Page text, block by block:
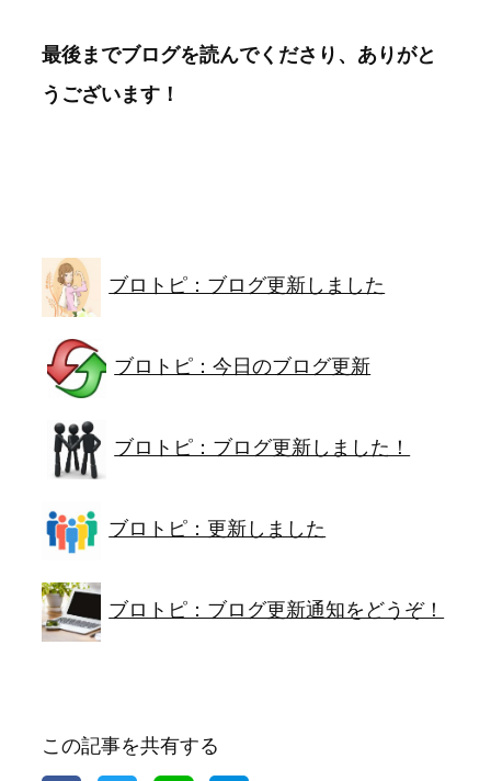
最後までブログを読んでくださり、ありがと
うございます！
ブロトピ：ブログ更新しました
ブロトピ：今日のブログ更新
ブロトピ：ブログ更新しました！
ブロトピ：更新しました
ブロトピ：ブログ更新通知をどうぞ！
この記事を共有する